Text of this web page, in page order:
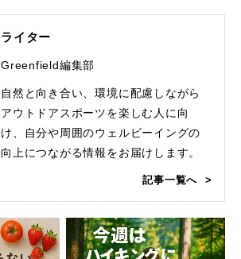
ライター
Greenfield編集部
自然と向き合い、環境に配慮しながら
アウトドアスポーツを楽しむ人に向
け、自分や周囲のウェルビーイングの
向上につながる情報をお届けします。
記事一覧へ